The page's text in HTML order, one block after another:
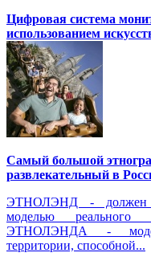
Цифровая система
использованием
Самый большой
развлекательный в
ЭТНОЛЭНД - должен
моделью
ЭТНОЛЭНДА -
территории, способной...